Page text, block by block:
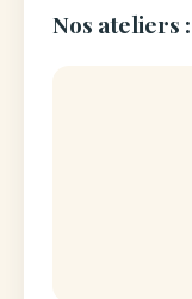
Nos ateliers